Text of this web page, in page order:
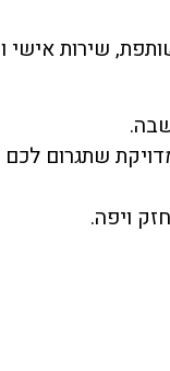
שירות אישי
שתגרום
ויפה.